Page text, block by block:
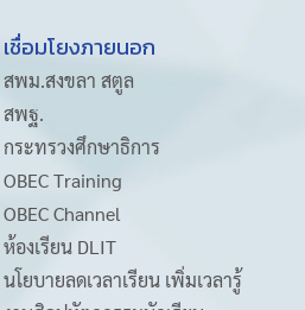
เชื่อมโยงภายนอก
สพม.สงขลา สตูล
สพฐ.
กระทรวงศึกษาธิการ
OBEC Training
OBEC Channel
ห้องเรียน DLIT
นโยบายลดเวลาเรียน เพิ่มเวลารู้